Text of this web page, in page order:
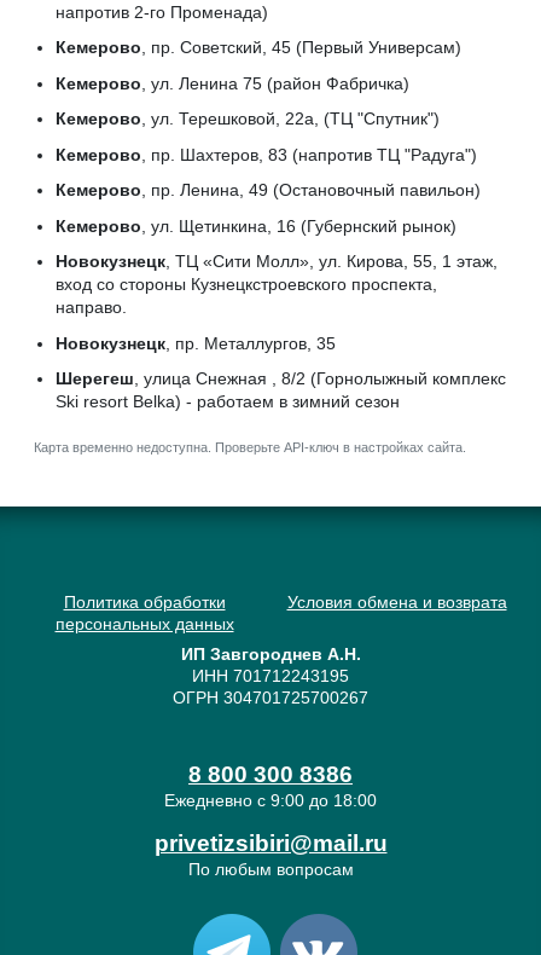
напротив 2-го Променада)
Кемерово, пр. Советский, 45 (Первый Универсам)
Кемерово , ул. Ленина 75 (район Фабричка)
Кемерово, ул. Терешковой, 22а, (ТЦ "Спутник")
Кемерово , пр. Шахтеров, 83 (напротив ТЦ "Радуга")
Кемерово, пр. Ленина, 49 (Остановочный павильон)
Кемерово , ул. Щетинкина, 16 (Губернский рынок)
Новокузнецк, ТЦ «Сити Молл», ул. Кирова, 55, 1 этаж,
вход со стороны Кузнецкстроевского проспекта,
направо.
Новокузнецк, пр. Металлургов, 35
Шерегеш, улица Снежная , 8/2 (Горнолыжный комплекс
Ski resort Belka) - работаем в зимний сезон
Карта временно недоступна. Проверьте API-ключ в настройках сайта.
Политика обработки
персональных данных
Условия обмена и возврата
ИП Завгороднев А.Н.
ИНН 701712243195
ОГРН 304701725700267
8 800 300 8386
Ежедневно с 9:00 до 18:00
privetizsibiri@mail.ru
По любым вопросам